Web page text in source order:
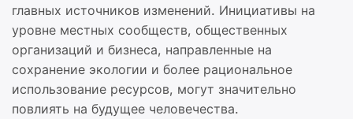
главных источников изменений. Инициативы на
уровне местных сообществ, общественных
организаций и бизнеса, направленные на
сохранение экологии и более рациональное
использование ресурсов, могут значительно
повлиять на будущее человечества.